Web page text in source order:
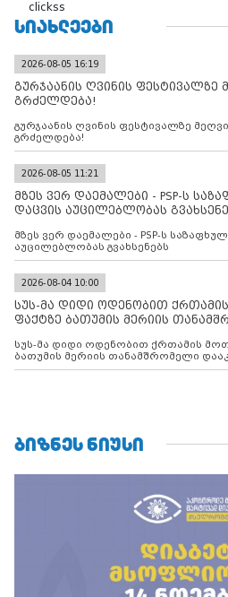
clickss
ᲡᲘᲐᲮᲚᲔᲔᲑᲘ
2026-08-05 16:19
გურჯაანის ღვინის ფესტივალზე
გრძელდება!
გურჯაანის ღვინის ფესტივალზე
გრძელდება!
2026-08-05 11:21
მზეს ვერ დაემალები - PSP-ს
დაცვის აუცილებლობას
მზეს ვერ დაემალები - PSP-ს
აუცილებლობას გვახსენებს
2026-08-04 10:00
სუს-მა დიდი ოდენობით
ფაქტზე ბათუმის მერიის
სუს-მა დიდი ოდენობით ქრთამის მოთხოვნისა და აღების ფაქტზე
ბათუმის მერიის თანამშრომელი
ᲑᲘᲖᲜᲔᲡ ᲜᲘᲣᲡᲘ